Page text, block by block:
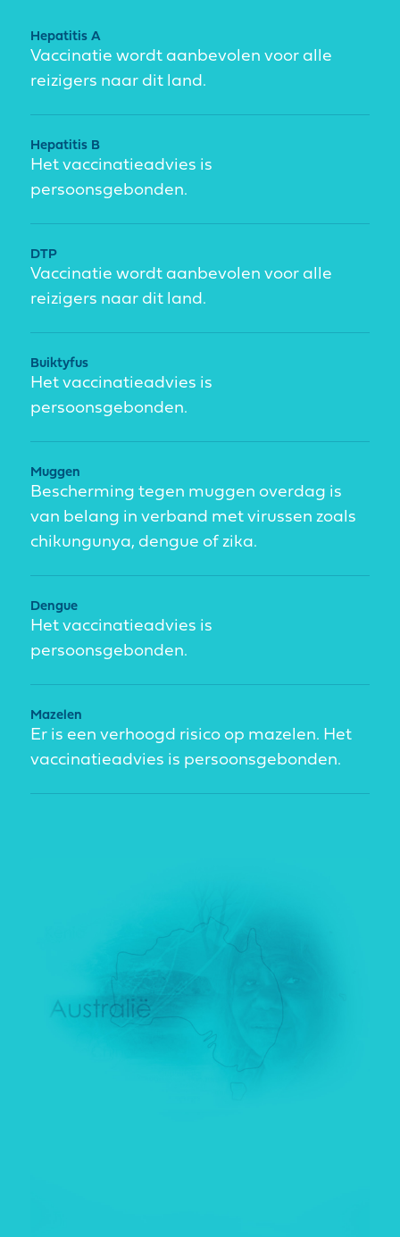
Hepatitis A
Vaccinatie wordt aanbevolen voor alle
reizigers naar dit land.
Hepatitis B
Het vaccinatieadvies is
persoonsgebonden.
DTP
Vaccinatie wordt aanbevolen voor alle
reizigers naar dit land.
Buiktyfus
Het vaccinatieadvies is
persoonsgebonden.
Muggen
Bescherming tegen muggen overdag is
van belang in verband met virussen zoals
chikungunya, dengue of zika.
Dengue
Het vaccinatieadvies is
persoonsgebonden.
Mazelen
Er is een verhoogd risico op mazelen. Het
vaccinatieadvies is persoonsgebonden.